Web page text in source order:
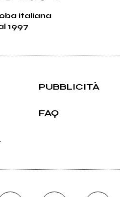
italiana
1997
PUBBLICITÀ
FAQ